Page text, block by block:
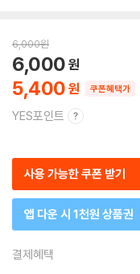
6,000원
5,400
6,000
쿠폰혜택가
YES포인트
사용 가능한 쿠폰 받기
앱 다운 시 1천원 상품권
결제혜택